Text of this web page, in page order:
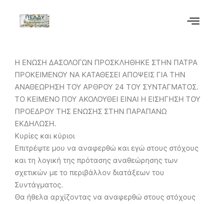
Η ΕΝΩΣΗ ΔΑΣΟΛΟΓΩΝ ΠΡΟΣΚΛΗΘΗΚΕ ΣΤΗΝ ΠΑΤΡΑ
ΠΡΟΚΕΙΜΕΝΟΥ ΝΑ ΚΑΤΑΘΕΣΕΙ ΑΠΟΨΕΙΣ ΓΙΑ ΤΗΝ
ΑΝΑΘΕΩΡΗΣΗ ΤΟΥ ΑΡΘΡΟΥ 24 ΤΟΥ ΣΥΝΤΑΓΜΑΤΟΣ.
ΤΟ ΚΕΙΜΕΝΟ ΠΟΥ ΑΚΟΛΟΥΘΕΙ ΕΙΝΑΙ Η ΕΙΣΗΓΗΣΗ ΤΟΥ
ΠΡΟΕΔΡΟΥ ΤΗΣ ΕΝΩΣΗΣ ΣΤΗΝ ΠΑΡΑΠΑΝΩ
ΕΚΔΗΛΩΣΗ.
Κυρίες και κύριοι
Επιτρέψτε μου να αναφερθώ και εγώ στους στόχους
και τη λογική της πρότασης αναθεώρησης των
σχετικών με το περιβάλλον διατάξεων του
Συντάγματος.
Θα ήθελα αρχίζοντας να αναφερθώ στους στόχους